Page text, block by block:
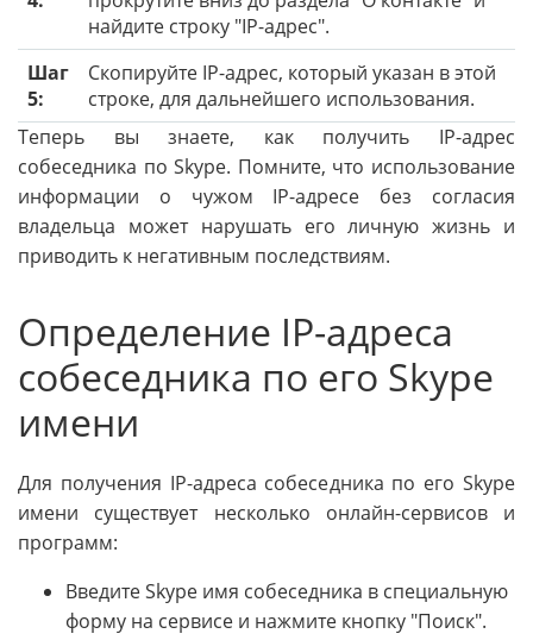
найдите строку "IP-адрес".
Шаг
5:
Скопируйте IP-адрес, который указан в этой
строке, для дальнейшего использования.
Теперь вы знаете, как получить IP-адрес
собеседника по Skype. Помните, что использование
информации о чужом IP-адресе без согласия
владельца может нарушать его личную жизнь и
приводить к негативным последствиям.
Определение IP-адреса
собеседника по его Skype
имени
Для получения IP-адреса собеседника по его Skype
имени существует несколько онлайн-сервисов и
программ:
Введите Skype имя собеседника в специальную
форму на сервисе и нажмите кнопку "Поиск".